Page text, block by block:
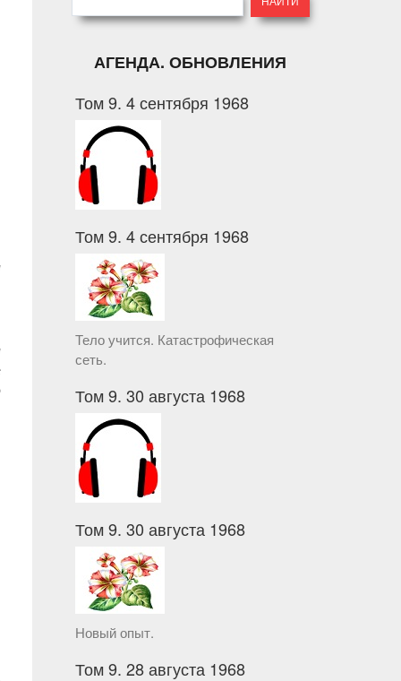
АГЕНДА. ОБНОВЛЕНИЯ
Том 9. 4 сентября 1968
Том 9. 4 сентября 1968
Тело учится. Катастрофическая
сеть.
Том 9. 30 августа 1968
Том 9. 30 августа 1968
Новый опыт.
Том 9. 28 августа 1968